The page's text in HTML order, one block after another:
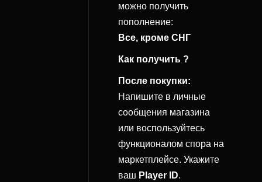
можно получить
пополнение:
Все, кроме СНГ
Как получить ?
После покупки:
Напишите в личные
сообщения магазина
или воспользуйтесь
функционалом спора на
маркетплейсе. Укажите
ваш Player ID.